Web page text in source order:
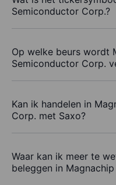
Semiconductor Corp.?
Op welke beurs wordt
Semiconductor Corp.
Kan ik handelen in
Corp. met Saxo?
Waar kan ik meer te
beleggen in